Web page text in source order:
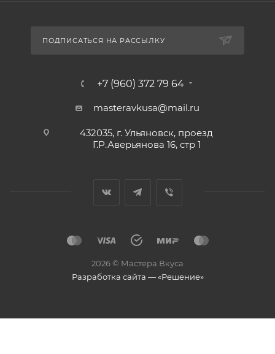
ПОДПИСАТЬСЯ НА РАССЫЛКУ
+7 (960) 372 79 64
masteravkusa@mail.ru
432035, г. Ульяновск, проезд
Г.Р.Аверьянова 16, стр 1
2026 © Мастера Вкуса
Разработка сайта — «Решение»